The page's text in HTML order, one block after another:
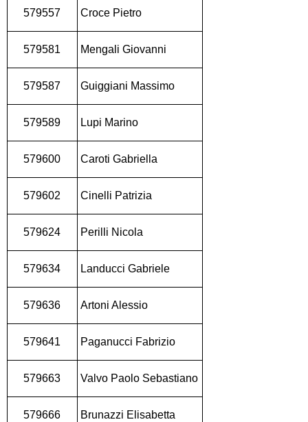
579557 Croce Pietro
579581 Mengali Giovanni
579587 Guiggiani Massimo
579589 Lupi Marino
579600 Caroti Gabriella
579602 Cinelli Patrizia
579624 Perilli Nicola
579634 Landucci Gabriele
579636 Artoni Alessio
579641 Paganucci Fabrizio
579663 Valvo Paolo Sebastiano
579666 Brunazzi Elisabetta